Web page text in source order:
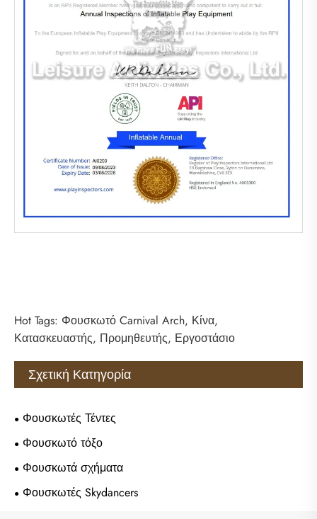
Hot Tags: Φουσκωτό Carnival Arch, Κίνα,
Κατασκευαστής, Προμηθευτής, Εργοστάσιο
Σχετική Κατηγορία
Φουσκωτές Τέντες
Φουσκωτό τόξο
Φουσκωτά σχήματα
Φουσκωτές Skydancers